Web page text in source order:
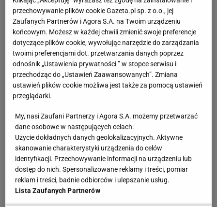
przechowywanie plików cookie Gazeta.pl sp. z o.o., jej
Zaufanych Partnerów i Agora S.A. na Twoim urządzeniu
końcowym. Możesz w każdej chwili zmienić swoje preferencje
dotyczące plików cookie, wywołując narzędzie do zarządzania
twoimi preferencjami dot. przetwarzania danych poprzez
odnośnik „Ustawienia prywatności ” w stopce serwisu i
przechodząc do „Ustawień Zaawansowanych”. Zmiana
ustawień plików cookie możliwa jest także za pomocą ustawień
przeglądarki.
My, nasi Zaufani Partnerzy i Agora S.A. możemy przetwarzać
dane osobowe w następujących celach:
Użycie dokładnych danych geolokalizacyjnych. Aktywne
skanowanie charakterystyki urządzenia do celów
identyfikacji. Przechowywanie informacji na urządzeniu lub
dostęp do nich. Spersonalizowane reklamy i treści, pomiar
reklam i treści, badnie odbiorców i ulepszanie usług.
Lista Zaufanych Partnerów